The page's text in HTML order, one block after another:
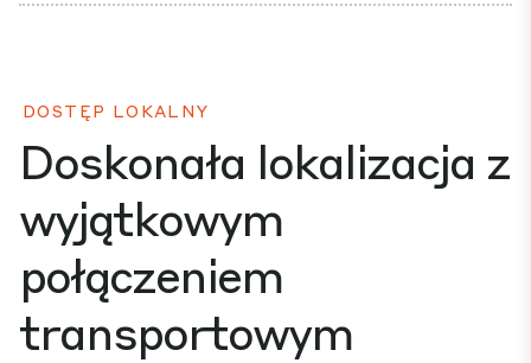
DOSTĘP LOKALNY
Doskonała lokalizacja z
wyjątkowym
połączeniem
transportowym